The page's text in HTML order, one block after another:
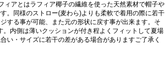
ィアとはラフィア椰子の繊維を使った天然素材で帽子や
。同様のストロー(麦わら)よりも柔軟で着用の際に若干
する事が可能、また元の形状に戻す事が出来ます。そ
。内側は薄いクッションが付き程よくフィットして夏場
い・サイズに若干の差がある場合がありますご了承く